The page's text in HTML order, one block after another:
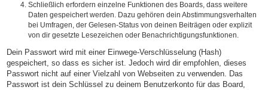
Schließlich erfordern einzelne Funktionen des Boards, dass weitere
Daten gespeichert werden. Dazu gehören dein Abstimmungsverhalten
bei Umfragen, der Gelesen-Status von deinen Beiträgen oder explizit
von dir gesetzte Lesezeichen oder Benachrichtigungsfunktionen.
Dein Passwort wird mit einer Einwege-Verschlüsselung (Hash)
gespeichert, so dass es sicher ist. Jedoch wird dir empfohlen, dieses
Passwort nicht auf einer Vielzahl von Webseiten zu verwenden. Das
Passwort ist dein Schlüssel zu deinem Benutzerkonto für das Board,